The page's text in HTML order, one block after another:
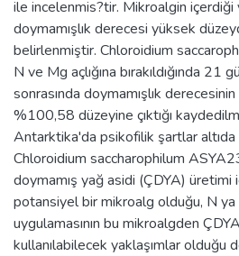
ile incelenmis?tir. Mikroalgin içerdiği
doymamışlık derecesi yüksek
belirlenmiştir. Chloroidium
N ve Mg açlığına bırakıldığında 21
sonrasında doymamışlık
%100,58 düzeyine çıktığı
Antarktika'da psikofilik şartlar
Chloroidium saccharophilum
doymamış yağ asidi (ÇDYA) üretimi
potansiyel bir mikroalg olduğu, N ya
uygulamasının bu mikroalgden
kullanılabilecek yaklaşımlar olduğu